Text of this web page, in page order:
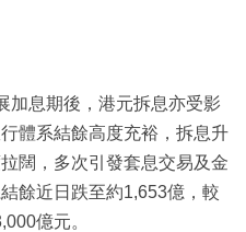
加息期後，港元拆息亦受影
體系結餘高度充裕，拆息升
闊，多次引發套息交易及金
餘近日跌至約1,653億，較
億元。